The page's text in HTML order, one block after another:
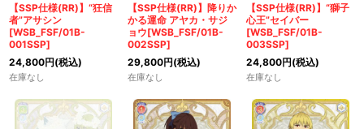
【SSP仕様(RR)】“狂信
者”アサシン
[WSB_FSF/01B-
001SSP]
24,800円(税込)
在庫なし
【SSP仕様(RR)】降りか
かる運命 アヤカ・サジ
ョウ[WSB_FSF/01B-
002SSP]
29,800円(税込)
在庫なし
【SSP仕様(RR)】“獅子
心王”セイバー
[WSB_FSF/01B-
003SSP]
24,800円(税込)
在庫なし